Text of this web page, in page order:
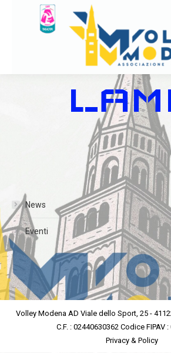
News
Eventi
Volley Modena AD Viale dello Sport, 25 -
C.F. : 02440630362 Codice FIPAV
Privacy & Policy